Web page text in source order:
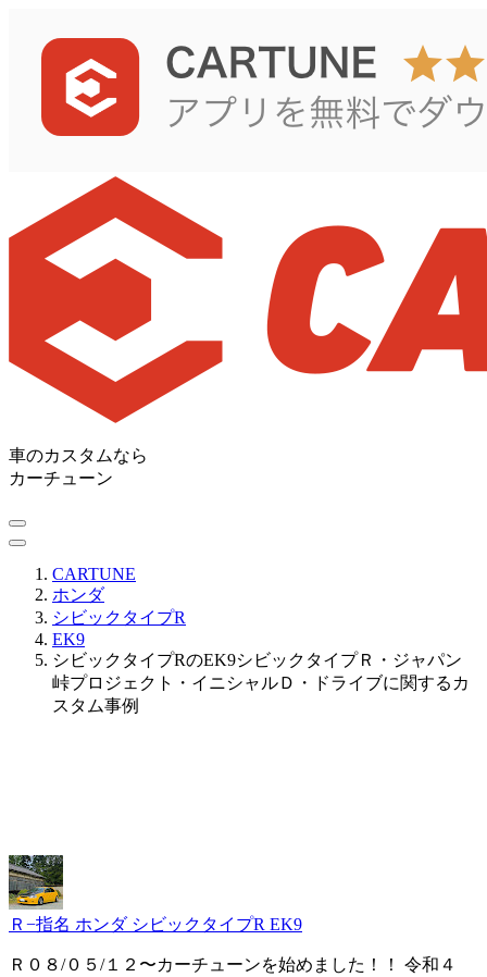
車のカスタムなら
カーチューン
CARTUNE
ホンダ
シビックタイプR
EK9
シビックタイプRのEK9シビックタイプＲ・ジャパン
峠プロジェクト・イニシャルＤ・ドライブに関するカ
スタム事例
Ｒ−指名 ホンダ シビックタイプR EK9
Ｒ０８/０５/１２〜カーチューンを始めました！！ 令和４